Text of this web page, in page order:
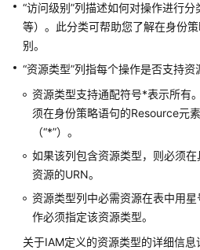
存
网
络
容
CDN
与
智
能
“访问级别”列描述如何对操作进行
等）。此分类可帮助您了解在身份
别。
“资源类型”列指每个操作是否支持资
资源类型支持通配符号*表示所有
须在身份策略语句的Resource元
（“*”）。
如果该列包含资源类型，则必须
资源的URN。
资源类型列中必需资源在表中用
作必须指定该资源类型。
关于IAM定义的资源类型的详细信息